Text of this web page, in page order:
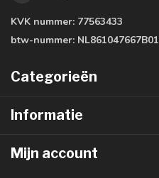
KVK nummer: 77563433
btw-nummer: NL861047667B01
Categorieën
Informatie
Mijn account